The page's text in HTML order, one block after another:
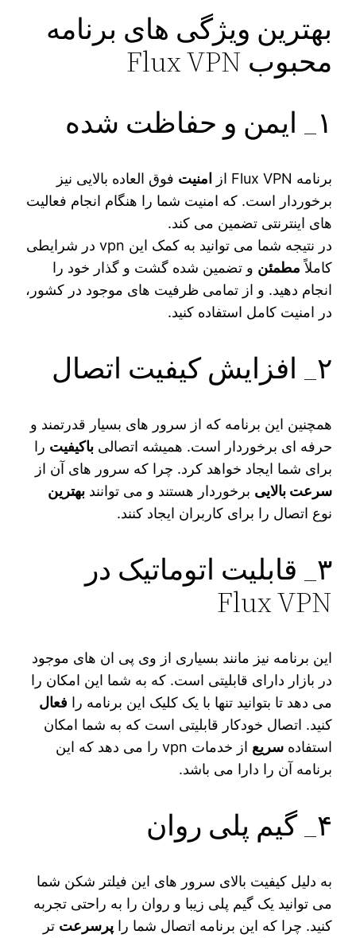
بهترین ویژگی های برنامه
محبوب Flux VPN
۱_ ایمن و حفاظت شده
برنامه Flux VPN از امنیت فوق العاده بالایی نیز
برخوردار است. که امنیت شما را هنگام انجام فعالیت‌
های اینترنتی تضمین می‌ کند.
در نتیجه شما می‌ توانید به کمک این vpn در شرایطی
کاملاً مطمئن و تضمین شده گشت و گذار خود را
انجام دهید. و از تمامی ظرفیت ‌های موجود در کشور،
در امنیت کامل استفاده کنید.
۲_ افزایش کیفیت اتصال
همچنین این برنامه که از سرور های بسیار قدرتمند و
حرفه ‌ای برخوردار است. همیشه اتصالیباکیفیت را
برای شما ایجاد خواهد کرد. چرا که سرور های آن از
سرعت بالایی برخوردار هستند و می‌ توانندبهترین
نوع اتصال را برای کاربران ایجاد کنند.
۳_ قابلیت اتوماتیک در
Flux VPN
این برنامه نیز مانند بسیاری از وی‌ پی‌ ان‌ های موجود
در بازار دارای قابلیتی است. که به شما این امکان را
می‌ دهد تا بتوانید تنها با یک کلیک این برنامه را فعال
کنید. اتصال خودکار قابلیتی است که به شما امکان
استفادهسریع
از خدمات vpn را می‌ دهد که این
برنامه آن را دارا می باشد.
۴_ گیم پلی روان
به دلیل کیفیت بالای سرور های این فیلتر شکن شما
می‌ توانید یک گیم پلی زیبا و روان را به راحتی تجربه
کنید. چرا که این برنامه اتصال شما راپرسرعت‌ تر